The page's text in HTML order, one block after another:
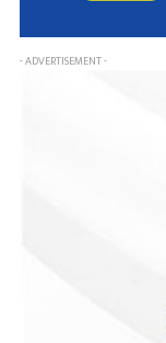
- ADVERTISEMENT -